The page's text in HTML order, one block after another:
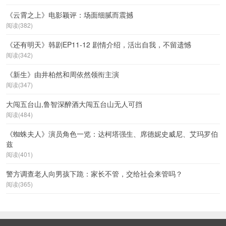
《云霄之上》电影颖评：场面细腻而震撼
阅读(382)
《还有明天》韩剧EP11-12 剧情介绍，活出自我，不留遗憾
阅读(342)
《新生》由井柏然和周依然领衔主演
阅读(347)
大闯五台山,鲁智深醉酒大闯五台山无人可挡
阅读(484)
《蜘蛛夫人》演员角色一览：达柯塔强生、席德妮史威尼、艾玛罗伯
兹
阅读(401)
警方调查老人向男孩下跪：家长不管，交给社会来管吗？
阅读(365)